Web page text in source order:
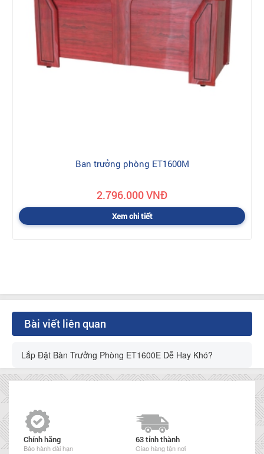
Ban trưởng phòng ET1600M
2.796.000 VNĐ
Xem chi tiết
Bài viết liên quan
Lắp Đặt Bàn Trưởng Phòng ET1600E Dễ Hay Khó?
Chính hãng
Bảo hành dài hạn
63 tỉnh thành
Giao hàng tận nơi